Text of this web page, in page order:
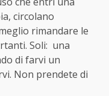
circolano
rimandare le
Soli: una
di farvi un
Non prendete di